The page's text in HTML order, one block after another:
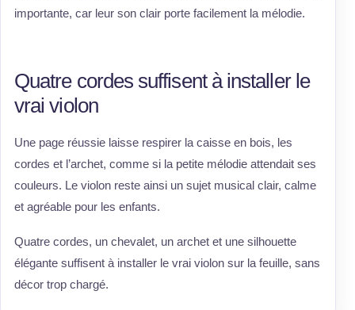
importante, car leur son clair porte facilement la mélodie.
Quatre cordes suffisent à installer le
vrai violon
Une page réussie laisse respirer la caisse en bois, les
cordes et l’archet, comme si la petite mélodie attendait ses
couleurs. Le violon reste ainsi un sujet musical clair, calme
et agréable pour les enfants.
Quatre cordes, un chevalet, un archet et une silhouette
élégante suffisent à installer le vrai violon sur la feuille, sans
décor trop chargé.